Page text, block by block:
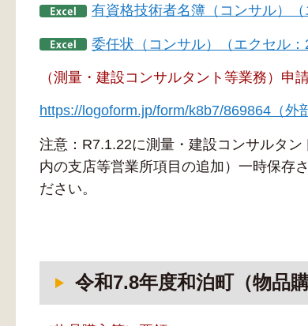
有資格技術者名簿（コンサル）（
委任状（コンサル）（エクセル：
（測量・建設コンサルタント等業務）申
https://logoform.jp/form/k8b7/869864（外
注意：R7.1.22に測量・建設コンサルタ
内の支店等営業所項目の追加）一時保存
ださい。
令和7.8年度和泊町（物品